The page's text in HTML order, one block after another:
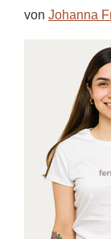
von Johanna